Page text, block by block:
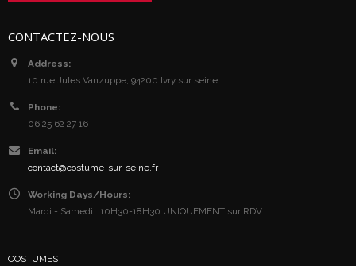
CONTACTEZ-NOUS
Address:
10 rue Jules Vanzuppe, 94200 Ivry sur seine
Phone:
06 25 62 27 16
Email:
contact@costume-sur-seine.fr
Working Days/Hours:
Mardi - Samedi : 10H30-18H30 UNIQUEMENT sur RDV
COSTUMES